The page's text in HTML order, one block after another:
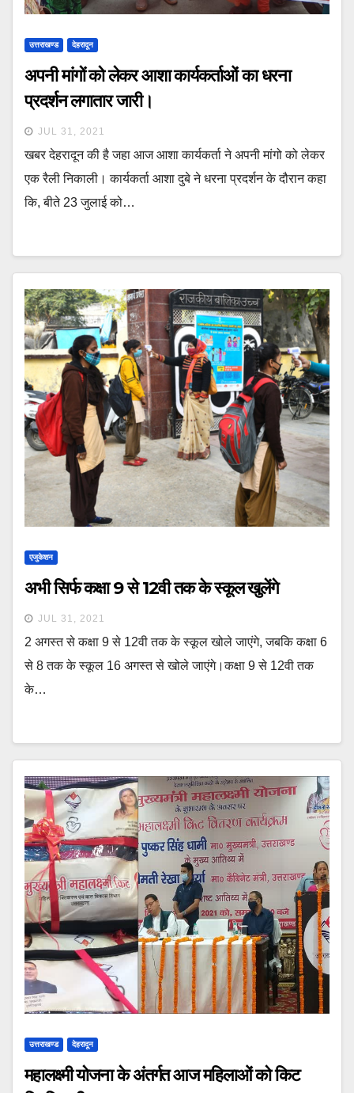
उत्तराखण्ड देहरादून
अपनी मांगों को लेकर आशा कार्यकर्ताओं का धरना
प्रदर्शन लगातार जारी।
JUL 31, 2021
खबर देहरादून की है जहा आज आशा कार्यकर्ता ने अपनी मांगो को लेकर
एक रैली निकाली। कार्यकर्ता आशा दुबे ने धरना प्रदर्शन के दौरान कहा
कि, बीते 23 जुलाई को…
एजुकेशन
अभी सिर्फ कक्षा 9 से 12वी तक के स्कूल खुलेंगे
JUL 31, 2021
2 अगस्त से कक्षा 9 से 12वी तक के स्कूल खोले जाएंगे, जबकि कक्षा 6
से 8 तक के स्कूल 16 अगस्त से खोले जाएंगे।कक्षा 9 से 12वी तक
के…
उत्तराखण्ड देहरादून
महालक्ष्मी योजना के अंतर्गत आज महिलाओं को किट